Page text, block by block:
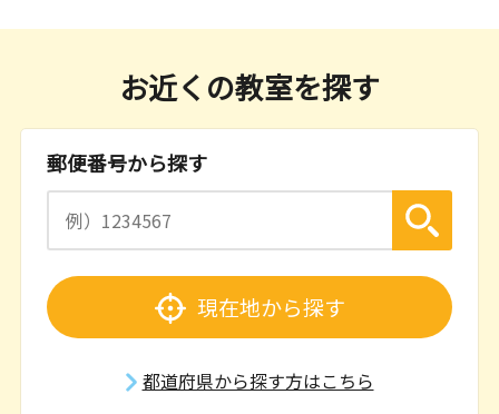
お近くの教室を探す
郵便番号から探す
現在地から探す
都道府県から探す方はこちら